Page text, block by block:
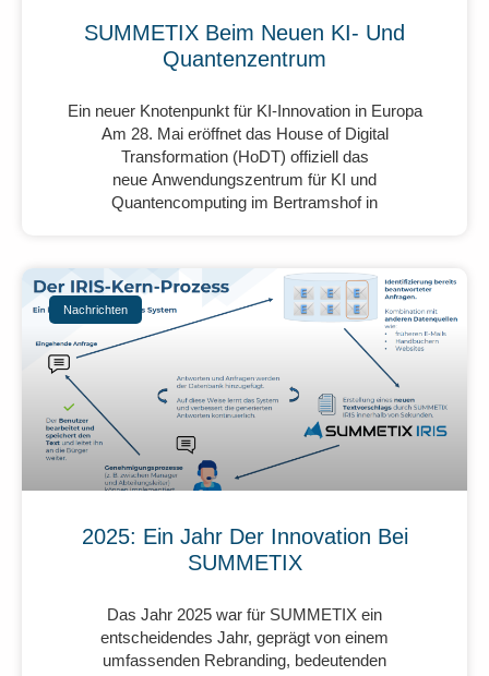
SUMMETIX Beim Neuen KI- Und
Quantenzentrum
Ein neuer Knotenpunkt für KI-Innovation in Europa
Am 28. Mai eröffnet das House of Digital
Transformation (HoDT) offiziell das
neue Anwendungszentrum für KI und
Quantencomputing im Bertramshof in
Nachrichten
2025: Ein Jahr Der Innovation Bei
SUMMETIX
Das Jahr 2025 war für SUMMETIX ein
entscheidendes Jahr, geprägt von einem
umfassenden Rebranding, bedeutenden